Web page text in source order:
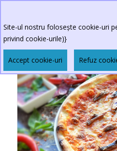
Site-ul nostru folosește cookie-uri
privind cookie-urile)}
Accept cookie-uri Refuz